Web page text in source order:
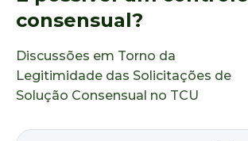
consensual?
Discussões em Torno da
Legitimidade das Solicitações de
Solução Consensual no TCU